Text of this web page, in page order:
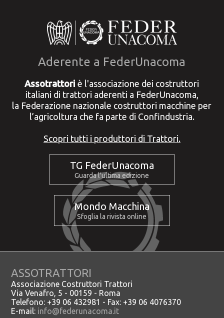
Aderente a FederUnacoma
Assotrattori è l'associazione dei costruttori
italiani di trattori aderenti a FederUnacoma,
la Federazione nazionale costruttori macchine per
l’agricoltura che fa parte di Confindustria.
Scopri tutti i produttori di Trattori.
TG FederUnacoma
Guarda l'ultima edizione
Mondo Macchina
Sfoglia la rivista online
ASSOTRATTORI
Associazione Costruttori Trattori
Via Venafro, 5 - 00159 - Roma
Telefono: +39 06 432981 - Fax: +39 06 4076370
E-mail: info@federunacoma.it